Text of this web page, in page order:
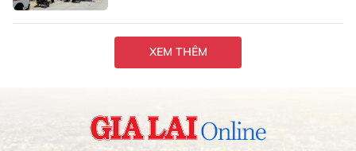
XEM THÊM